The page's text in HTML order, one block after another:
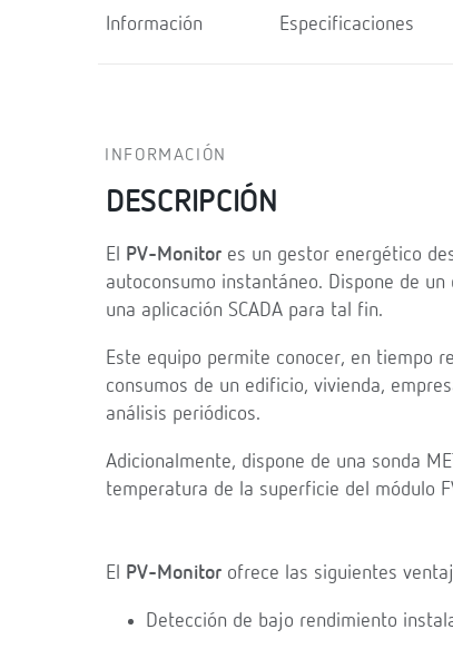
Información Especificaciones
INFORMACIÓN
DESCRIPCIÓN
El PV-Monitor es un gestor energético
autoconsumo instantáneo. Dispone de
una aplicación SCADA para tal fin.
Este equipo permite conocer, en tiempo
consumos de un edificio, vivienda,
análisis periódicos.
Adicionalmente, dispone de una sonda
temperatura de la superficie del módulo
El PV-Monitor ofrece las siguientes
Detección de bajo rendimiento